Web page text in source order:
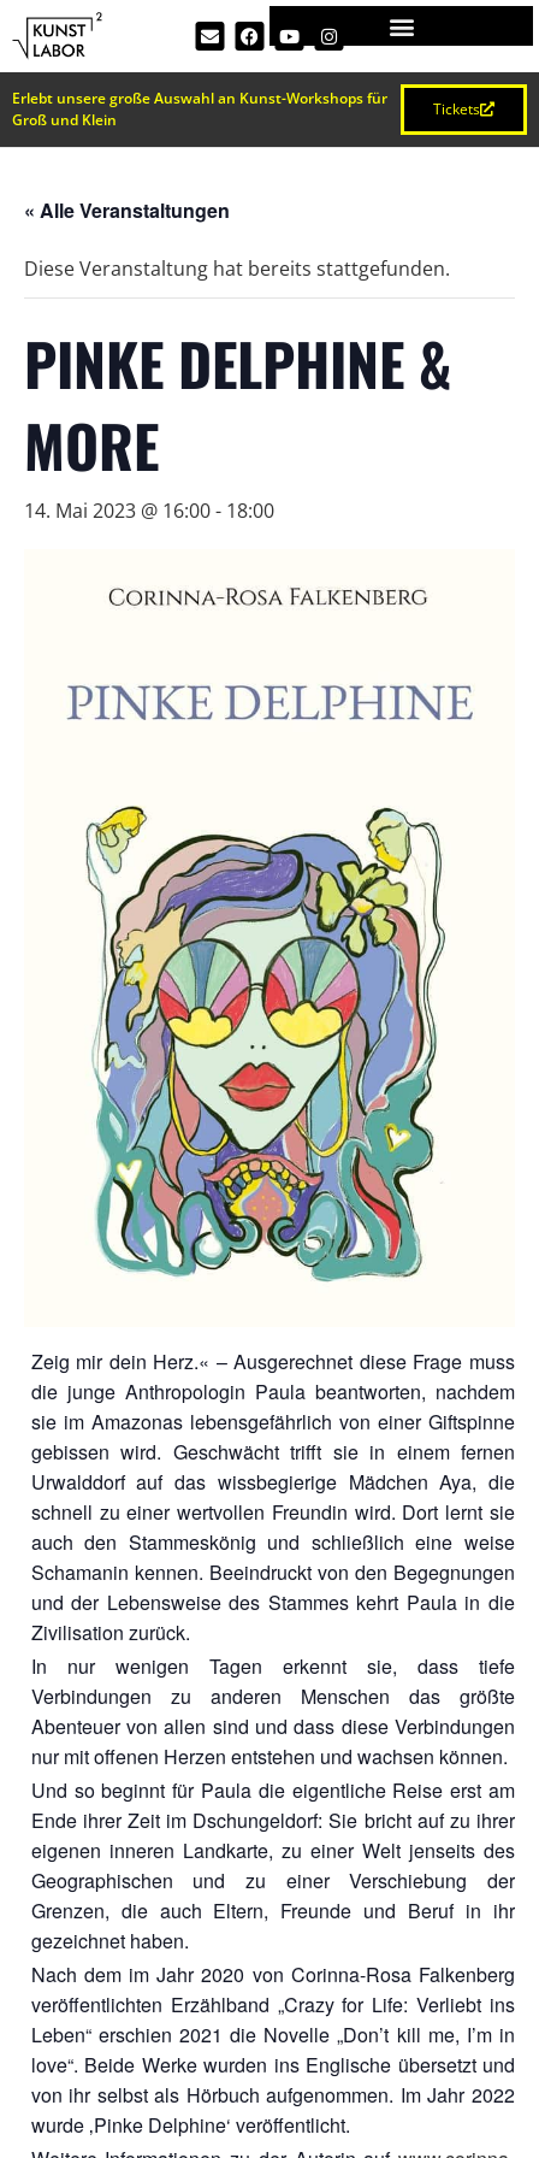
Erlebt unsere große Auswahl an Kunst-Workshops für
Groß und Klein
Tickets
« Alle Veranstaltungen
Diese Veranstaltung hat bereits stattgefunden.
PINKE DELPHINE &
MORE
14. Mai 2023 @ 16:00- 18:00
Zeig mir dein Herz.« – Ausgerechnet diese Frage muss
die junge Anthropologin Paula beantworten, nachdem
sie im Amazonas lebensgefährlich von einer Giftspinne
gebissen wird. Geschwächt trifft sie in einem fernen
Urwalddorf auf das wissbegierige Mädchen Aya, die
schnell zu einer wertvollen Freundin wird. Dort lernt sie
auch den Stammeskönig und schließlich eine weise
Schamanin kennen. Beeindruckt von den Begegnungen
und der Lebensweise des Stammes kehrt Paula in die
Zivilisation zurück.
In nur wenigen Tagen erkennt sie, dass tiefe
Verbindungen zu anderen Menschen das größte
Abenteuer von allen sind und dass diese Verbindungen
nur mit offenen Herzen entstehen und wachsen können.
Und so beginnt für Paula die eigentliche Reise erst am
Ende ihrer Zeit im Dschungeldorf: Sie bricht auf zu ihrer
eigenen inneren Landkarte, zu einer Welt jenseits des
Geographischen und zu einer Verschiebung der
Grenzen, die auch Eltern, Freunde und Beruf in ihr
gezeichnet haben.
Nach dem im Jahr 2020 von Corinna-Rosa Falkenberg
veröffentlichten Erzählband „Crazy for Life: Verliebt ins
Leben“ erschien 2021 die Novelle „Don’t kill me, I’m in
love“. Beide Werke wurden ins Englische übersetzt und
von ihr selbst als Hörbuch aufgenommen. Im Jahr 2022
wurde ‚Pinke Delphine‘ veröffentlicht.